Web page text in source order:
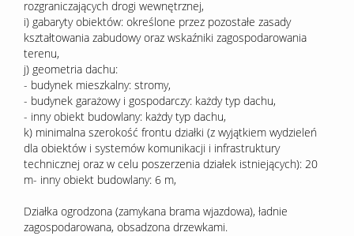
rozgraniczających drogi wewnętrznej,
i) gabaryty obiektów: określone przez pozostałe zasady
kształtowania zabudowy oraz wskaźniki zagospodarowania
terenu,
j) geometria dachu:
- budynek mieszkalny: stromy,
- budynek garażowy i gospodarczy: każdy typ dachu,
- inny obiekt budowlany: każdy typ dachu,
k) minimalna szerokość frontu działki (z wyjątkiem wydzieleń
dla obiektów i systemów komunikacji i infrastruktury
technicznej oraz w celu poszerzenia działek istniejących): 20
m- inny obiekt budowlany: 6 m,
Działka ogrodzona (zamykana brama wjazdowa), ładnie
zagospodarowana, obsadzona drzewkami.